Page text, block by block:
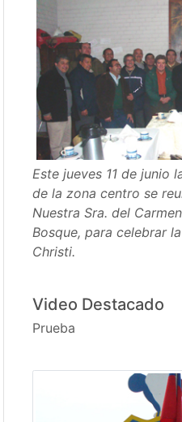
Este jueves 11 de junio
de la zona centro se
Nuestra Sra. del
Bosque, para celebrar
Christi.
Video Destacado
Prueba